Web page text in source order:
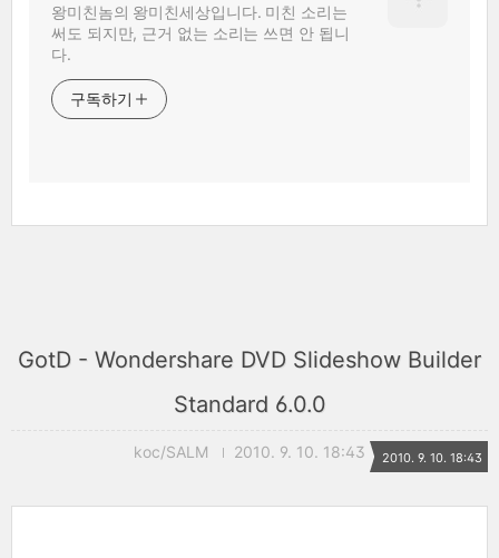
왕미친놈의 왕미친세상입니다. 미친 소리는
써도 되지만, 근거 없는 소리는 쓰면 안 됩니
다.
구독하기
GotD - Wondershare DVD Slideshow Builder
Standard 6.0.0
koc/SALM 2010. 9. 10. 18:43 2010. 9. 10. 18:43